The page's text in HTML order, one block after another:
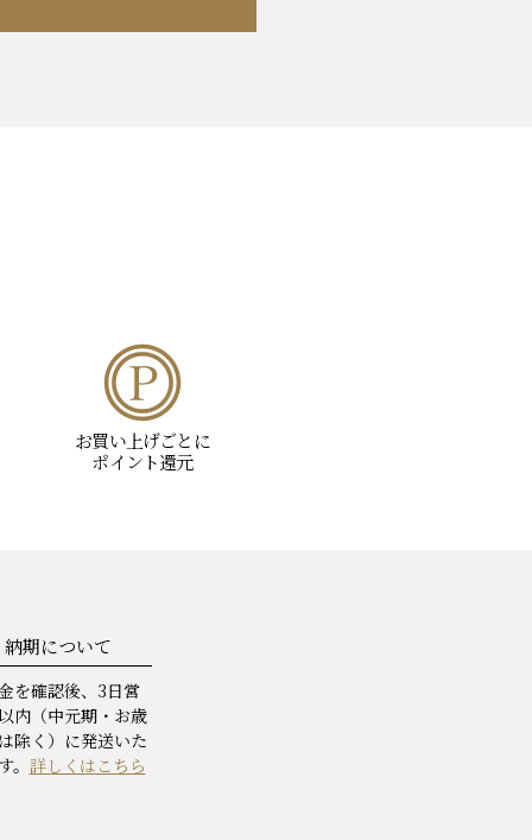
お買い上げごとに
ポイント還元
納期について
を確認後、3日営
内（中元期・お歳
除く）に発送いた
。 詳しくはこちら